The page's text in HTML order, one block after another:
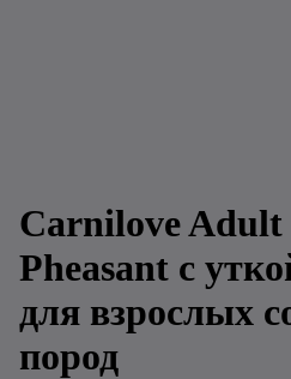
Carnilove
Pheasant с
для взрослых
пород